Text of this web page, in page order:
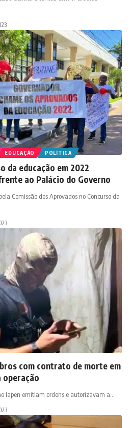
EDUCAÇÃO POLÍTICA
da educação em 2022
ao Palácio do Governo
Comissão dos Aprovados no Concurso da
com contrato de morte em
operação
Iapen emitiam ordens e autorizavam a…